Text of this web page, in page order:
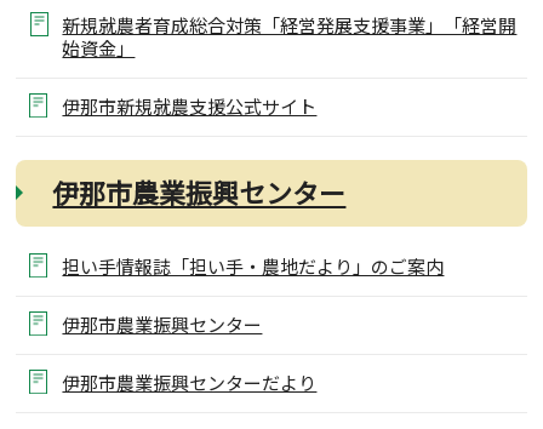
新規就農者育成総合対策「経営発展支援事業」「経営開
始資金」
伊那市新規就農支援公式サイト
伊那市農業振興センター
担い手情報誌「担い手・農地だより」のご案内
伊那市農業振興センター
伊那市農業振興センターだより